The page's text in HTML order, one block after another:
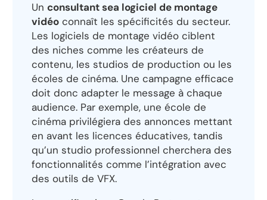
Un consultant sea logiciel de montage
vidéo connaît les spécificités du secteur.
Les logiciels de montage vidéo ciblent
des niches comme les créateurs de
contenu, les studios de production ou les
écoles de cinéma. Une campagne efficace
doit donc adapter le message à chaque
audience. Par exemple, une école de
cinéma privilégiera des annonces mettant
en avant les licences éducatives, tandis
qu’un studio professionnel cherchera des
fonctionnalités comme l’intégration avec
des outils de VFX.